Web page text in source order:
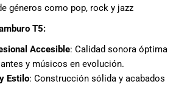
géneros como pop, rock y jazz
T5:
Accesible: Calidad sonora óptima
y músicos en evolución.
Estilo: Construcción sólida y acabados